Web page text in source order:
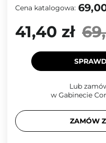
Cena katalogowa:
41,40 zł
Lub
w Gabinecie
ZAMÓW